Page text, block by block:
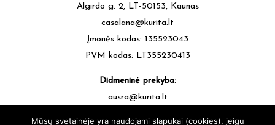
Algirdo g. 2, LT-50153, Kaunas
casalana@kurita.lt
Įmonės kodas: 135523043
PVM kodas: LT355230413
Didmeninė prekyba:
ausra@kurita.lt
Mūsų svetainėje yra naudojami slapukai (cookies), jeigu